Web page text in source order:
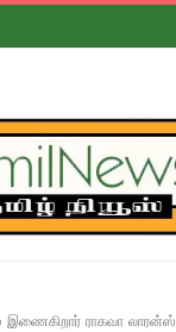
ராகவா லாரன்ஸ்